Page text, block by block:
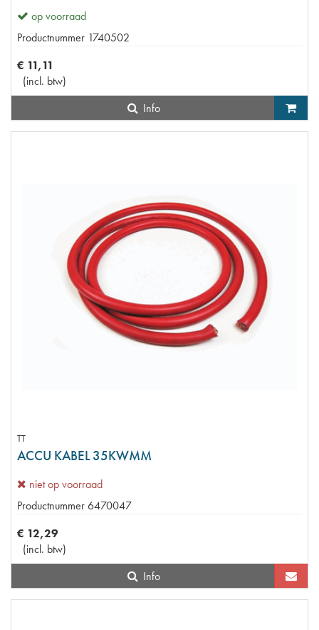
op voorraad
Productnummer 1740502
€ 11,11
(incl. btw)
Info
TT
ACCU KABEL 35KWMM
niet op voorraad
Productnummer 6470047
€ 12,29
(incl. btw)
Info